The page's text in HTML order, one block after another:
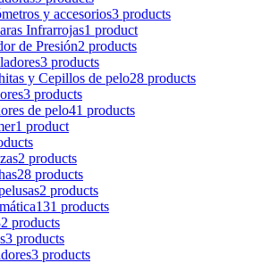
y accesorios3 products
Infrarrojas1 product
de Presión2 products
3 products
y Cepillos de pelo28 products
3 products
de pelo41 products
1 product
2 products
28 products
2 products
131 products
products
3 products
3 products